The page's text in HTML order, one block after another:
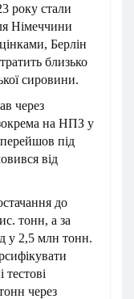
року стали
Німеччини
Берлін
близько
сировини.
через
на НПЗ у
під
від
до
тонн, а за
у 2,5 млн тонн.
тестові
через